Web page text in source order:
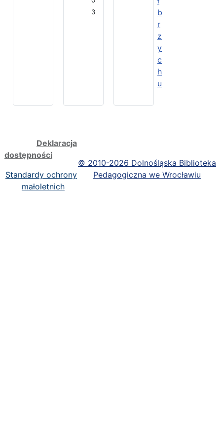
3
b
r
z
y
c
h
u
Deklaracja
dostępności
Standardy ochrony
małoletnich
© 2010-2026 Dolnośląska Biblioteka
Pedagogiczna we Wrocławiu